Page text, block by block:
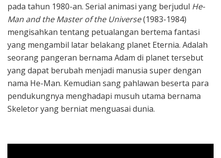
pada tahun 1980-an. Serial animasi yang berjudul He-
Man and the Master of the Universe(1983-1984)
mengisahkan tentang petualangan bertema fantasi
yang mengambil latar belakang planet Eternia. Adalah
seorang pangeran bernama Adam di planet tersebut
yang dapat berubah menjadi manusia super dengan
nama He-Man. Kemudian sang pahlawan beserta para
pendukungnya menghadapi musuh utama bernama
Skeletor yang berniat menguasai dunia.